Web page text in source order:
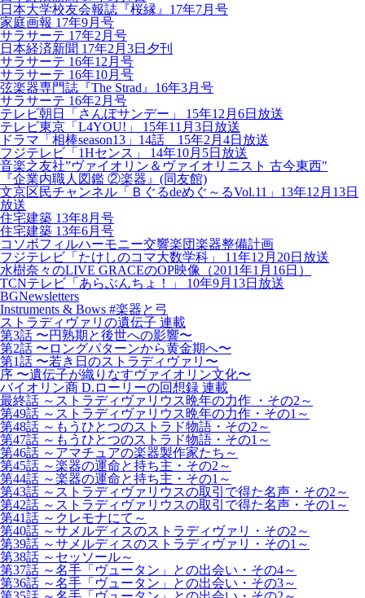
日本大学校友会報誌『桜縁』17年7月号
家庭画報 17年9月号
サラサーテ 17年2月号
日本経済新聞 17年2月3日夕刊
サラサーテ 16年12月号
サラサーテ 16年10月号
弦楽器専門誌『The Strad』16年3月号
サラサーテ 16年2月号
テレビ朝日「さんぽサンデー」 15年12月6日放送
テレビ東京「L4YOU!」 15年11月3日放送
ドラマ「相棒season13」14話 15年2月4日放送
フジテレビ「1Hセンス」 14年10月5日放送
音楽之友社”ヴァイオリン＆ヴァイオリニスト 古今東西"
『企業内職人図鑑 ②楽器』(同友館)
文京区民チャンネル「Ｂぐるdeめぐ～るVol.11」13年12月13日
放送
住宅建築 13年8月号
住宅建築 13年6月号
コソボフィルハーモニー交響楽団楽器整備計画
フジテレビ「たけしのコマ大数学科」 11年12月20日放送
水樹奈々のLIVE GRACEのOP映像（2011年1月16日）
TCNテレビ「あらぶんちょ！」 10年9月13日放送
BGNewsletters
Instruments & Bows #楽器と弓
ストラディヴァリの遺伝子 連載
第3話 〜円熟期と後世への影響〜
第2話 〜ロングパターンから黄金期へ〜
第1話 〜若き日のストラディヴァリ〜
序 〜遺伝子が織りなすヴァイオリン文化〜
バイオリン商 D.ローリーの回想録 連載
最終話 ～ストラディヴァリウス晩年の力作 ・その2～
第49話 ～ストラディヴァリウス晩年の力作・その1～
第48話 ～もうひとつのストラド物語・その2～
第47話 ～もうひとつのストラド物語・その1～
第46話 ～アマチュアの楽器製作家たち～
第45話 ～楽器の運命と持ち主・その2～
第44話 ～楽器の運命と持ち主・その1～
第43話 ～ストラディヴァリウスの取引で得た名声・その2～
第42話 ～ストラディヴァリウスの取引で得た名声・その1～
第41話 ～クレモナにて～
第40話 ～サメルディスのストラディヴァリ・その2～
第39話 ～サメルディスのストラディヴァリ・その1～
第38話 ～セッソール～
第37話 ～名手「ヴュータン」との出会い・その4～
第36話 ～名手「ヴュータン」との出会い・その3～